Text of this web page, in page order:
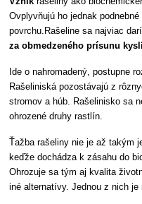
Ovplyvňujú ho jednak
povrchu.Rašeline sa najviac
za obmedzeného prísunu
Ide o nahromadený, postupne
Rašeliniská pozostávajú z
stromov a húb. Rašelinisko sa
ohrozené druhy rastlín.
Ťažba rašeliny nie je až takým
keďže dochádza k zásahu do
Ohrozuje sa tým aj kvalita
iné alternatívy. Jednou z nich je